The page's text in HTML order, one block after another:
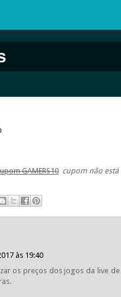
GAMERS10 cupom não
às 19:40
os preços dos jogos da live